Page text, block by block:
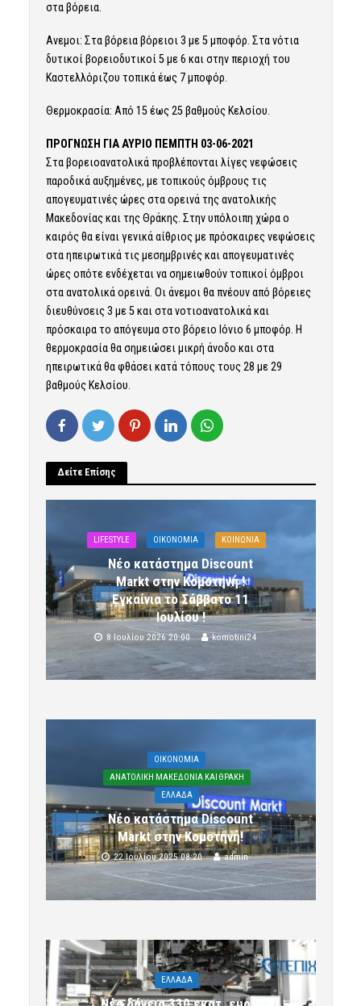
στα βόρεια.
Ανεμοι: Στα βόρεια βόρειοι 3 με 5 μποφόρ. Στα νότια
δυτικοί βορειοδυτικοί 5 με 6 και στην περιοχή του
Καστελλόριζου τοπικά έως 7 μποφόρ.
Θερμοκρασία: Από 15 έως 25 βαθμούς Κελσίου.
ΠΡΟΓΝΩΣΗ ΓΙΑ ΑΥΡΙΟ ΠΕΜΠΤΗ 03-06-2021
Στα βορειοανατολικά προβλέπονται λίγες νεφώσεις
παροδικά αυξημένες, με τοπικούς όμβρους τις
απογευματινές ώρες στα ορεινά της ανατολικής
Μακεδονίας και της Θράκης. Στην υπόλοιπη χώρα ο
καιρός θα είναι γενικά αίθριος με πρόσκαιρες νεφώσεις
στα ηπειρωτικά τις μεσημβρινές και απογευματινές
ώρες οπότε ενδέχεται να σημειωθούν τοπικοί όμβροι
στα ανατολικά ορεινά. Οι άνεμοι θα πνέουν από βόρειες
διευθύνσεις 3 με 5 και στα νοτιοανατολικά και
πρόσκαιρα το απόγευμα στο βόρειο Ιόνιο 6 μποφόρ. Η
θερμοκρασία θα σημειώσει μικρή άνοδο και στα
ηπειρωτικά θα φθάσει κατά τόπους τους 28 με 29
βαθμούς Κελσίου.
Δείτε Επίσης
LIFESTYLE OIKONOMIA ΚΟΙΝΩΝΙΑ
Νέο κατάστημα Discount
Markt στην Κομοτηνή !
Εγκαίνια το Σάββατο 11
Ιουλίου !
8 Ιουλίου 2026 20:00 komotini24
OIKONOMIA
ΑΝΑΤΟΛΙΚΗ ΜΑΚΕΔΟΝΙΑ ΚΑΙ ΘΡΑΚΗ
ΕΛΛΑΔΑ
Νέο κατάστημα Discount
Markt στην Κομοτηνή!
22 Ιουλίου 2025 08:20 admin
ΕΛΛΑΔΑ